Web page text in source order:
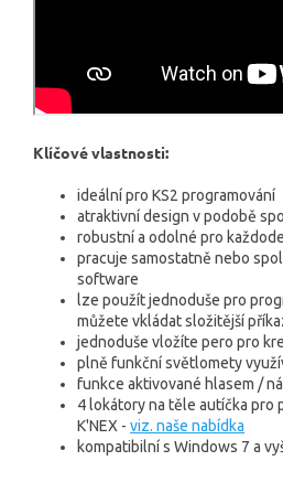
Klíčové vlastnosti:
ideální pro KS2 programování
atraktivní design v podobě
robustní a odolné pro
pracuje samostatně nebo
software
lze použít jednoduše pro
můžete vkládat složitější
jednoduše vložíte pero pro
plně funkční světlomety
funkce aktivované hlasem /
4 lokátory na těle autíčka pro
K'NEX - viz. naše nabídka
kompatibilní s Windows 7 a